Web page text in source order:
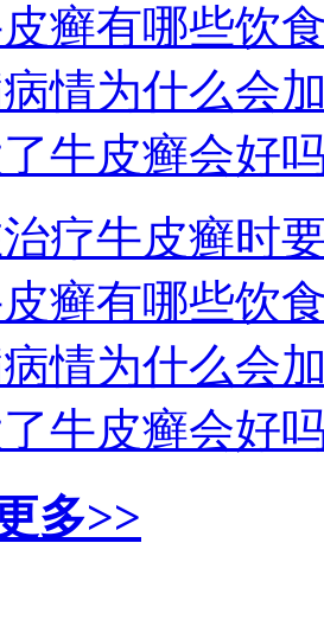
皮癣有哪些饮
病情为什么会
了牛皮癣会好
治疗牛皮癣时
皮癣有哪些饮
病情为什么会
了牛皮癣会好
多>>